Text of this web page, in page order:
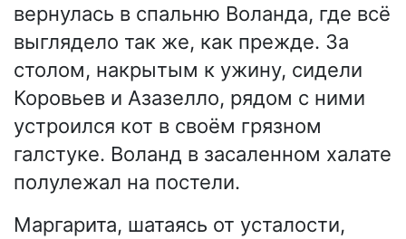
вернулась в спальню Воланда, где всё
выглядело так же, как прежде. За
столом, накрытым к ужину, сидели
Коровьев и Азазелло, рядом с ними
устроился кот в своём грязном
галстуке. Воланд в засаленном халате
полулежал на постели.
Маргарита, шатаясь от усталости,